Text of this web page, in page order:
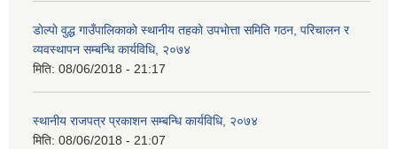
डाेल्पाे वुद्ध गाउँपालिकाकाे स्थानीय तहकाे उपभाेत्ता समिति गठन, परिचालन र
व्यवस्थापन सम्बन्धि कार्यविधि, २०७४
मिति: 08/06/2018 - 21:17
स्थानीय राजपत्र प्रकाशन सम्बन्धि कार्यविधि, २०७४
मिति: 08/06/2018 - 21:07